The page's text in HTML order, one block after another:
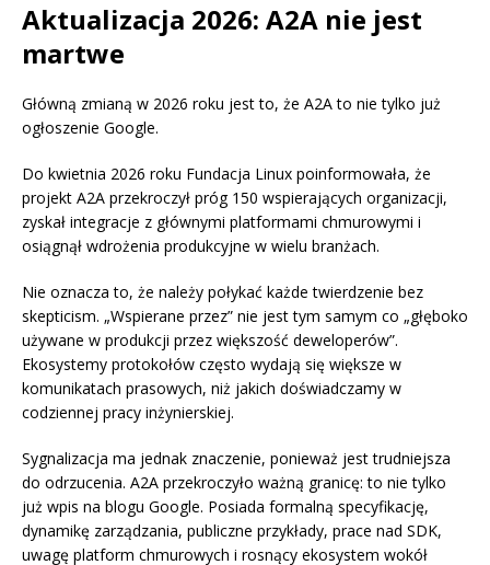
Aktualizacja 2026: A2A nie jest
martwe
Główną zmianą w 2026 roku jest to, że A2A to nie tylko już
ogłoszenie Google.
Do kwietnia 2026 roku Fundacja Linux poinformowała, że
projekt A2A przekroczył próg 150 wspierających organizacji,
zyskał integracje z głównymi platformami chmurowymi i
osiągnął wdrożenia produkcyjne w wielu branżach.
Nie oznacza to, że należy połykać każde twierdzenie bez
skepticism. „Wspierane przez” nie jest tym samym co „głęboko
używane w produkcji przez większość deweloperów”.
Ekosystemy protokołów często wydają się większe w
komunikatach prasowych, niż jakich doświadczamy w
codziennej pracy inżynierskiej.
Sygnalizacja ma jednak znaczenie, ponieważ jest trudniejsza
do odrzucenia. A2A przekroczyło ważną granicę: to nie tylko
już wpis na blogu Google. Posiada formalną specyfikację,
dynamikę zarządzania, publiczne przykłady, prace nad SDK,
uwagę platform chmurowych i rosnący ekosystem wokół